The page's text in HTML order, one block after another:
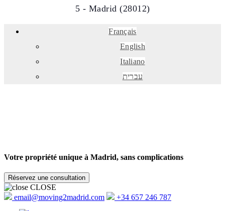
5 - Madrid (28012)
Français
English
Italiano
עברית
Votre propriété unique à Madrid, sans complications
CLOSE
email@moving2madrid.com
+34 657 246 787